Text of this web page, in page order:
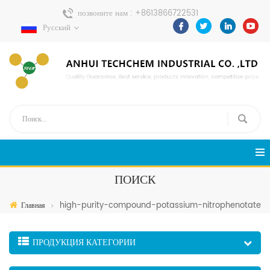
позвоните нам : +8613866722531
Отправить сообщение :
pweiping@techemi.com
Русский
ПОИСК
Главная high-purity-compound-potassium-nitrophenotate
ПРОДУКЦИЯ КАТЕГОРИИ